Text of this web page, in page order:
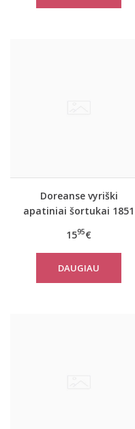
Doreanse vyriški
apatiniai šortukai 1851
1595€
DAUGIAU